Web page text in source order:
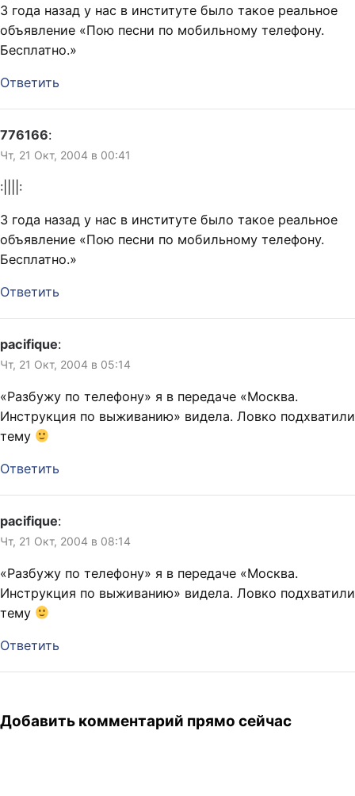
3 года назад у нас в институте было такое реальное
объявление «Пою песни по мобильному телефону.
Бесплатно.»
Ответить
776166:
Чт, 21 Окт, 2004 в 00:41
:||||:
3 года назад у нас в институте было такое реальное
объявление «Пою песни по мобильному телефону.
Бесплатно.»
Ответить
pacifique:
Чт, 21 Окт, 2004 в 05:14
«Разбужу по телефону» я в передаче «Москва.
Инструкция по выживанию» видела. Ловко подхватили
тему
Ответить
pacifique:
Чт, 21 Окт, 2004 в 08:14
«Разбужу по телефону» я в передаче «Москва.
Инструкция по выживанию» видела. Ловко подхватили
тему
Ответить
Добавить комментарий прямо сейчас